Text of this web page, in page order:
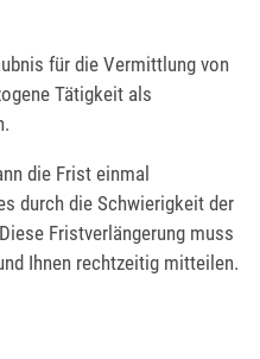
für die Vermittlung von
Tätigkeit als
die Frist einmal
durch die Schwierigkeit der
Fristverlängerung muss
Ihnen rechtzeitig mitteilen.